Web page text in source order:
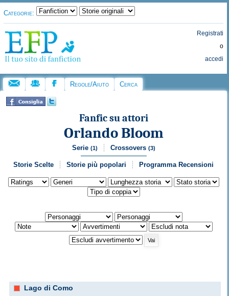
Categorie:
Registrati
o
accedi
Regole/Aiuto Cerca
Fanfic su attori
Orlando Bloom
Serie (1) Crossovers (3)
Storie Scelte Storie più popolari Programma Recensioni
Lago di Como